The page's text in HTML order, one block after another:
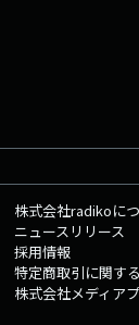
株式会社radikoに
ニュースリリース
採用情報
特定商取引に関す
株式会社メディア